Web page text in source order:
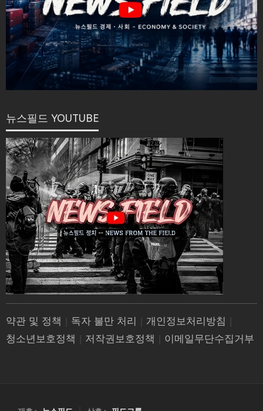
뉴스필드 YOUTUBE
약관 및 정책 | 독자 불만 처리 | 개인정보처리방침 |
청소년보호정책 | 저작권보호정책 | 이메일무단수집거부